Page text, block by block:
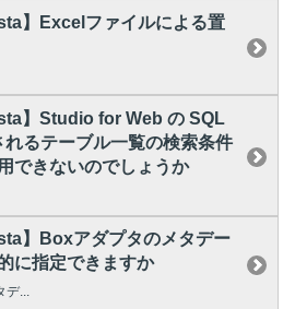
】Excelファイルによる置
】Studio for Web の SQL
れるテーブル一覧の検索条件
できないのでしょうか
】Boxアダプタのメタデー
に指定できますか
デ...